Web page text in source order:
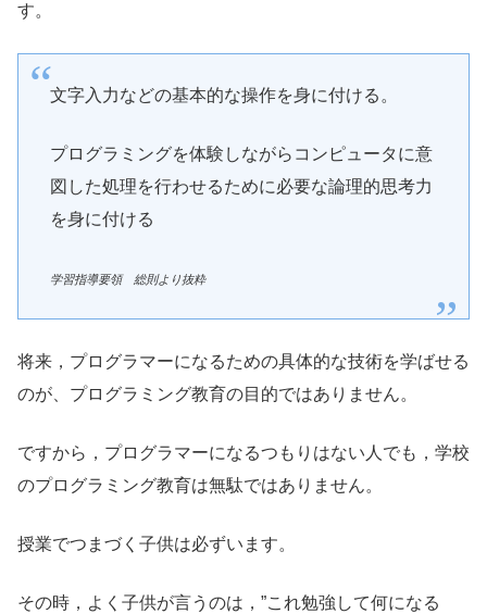
す。
文字入力などの基本的な操作を身に付ける。
プログラミングを体験しながらコンピュータに意
図した処理を行わせるために必要な論理的思考力
を身に付ける
学習指導要領 総則より抜粋
将来，プログラマーになるための具体的な技術を学ばせる
のが、プログラミング教育の目的ではありません。
ですから，プログラマーになるつもりはない人でも，学校
のプログラミング教育は無駄ではありません。
授業でつまづく子供は必ずいます。
その時，よく子供が言うのは，”これ勉強して何になる